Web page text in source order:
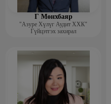
Г Мөнхбаяр
"Азуре Хүлүг Аудит ХХК"
Гүйцэтгэх захирал